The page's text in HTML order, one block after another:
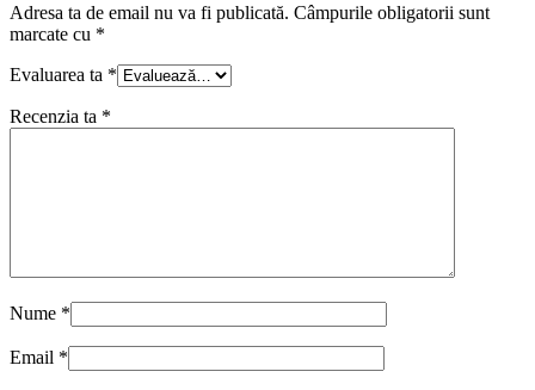
Adresa ta de email nu va fi publicată. Câmpurile obligatorii sunt
marcate cu *
Evaluarea ta *
Recenzia ta *
Nume *
Email *